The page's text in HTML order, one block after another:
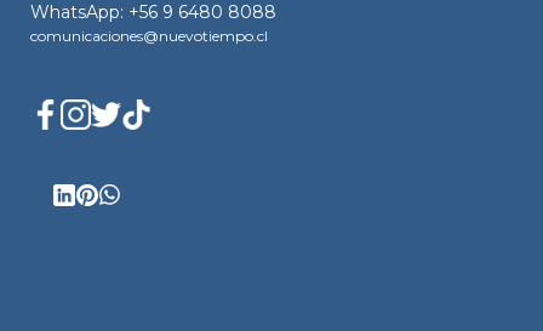
WhatsApp: +56 9 6480 8088
comunicaciones@nuevotiempo.cl